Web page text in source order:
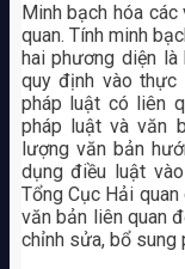
Minh bạch hóa
quan. Tính minh
hai phương diện
quy định vào
pháp luật có liên
pháp luật và văn
lượng văn bản
dụng điều luật
Tổng Cục Hải
văn bản liên quan
chỉnh sửa, bổ sung